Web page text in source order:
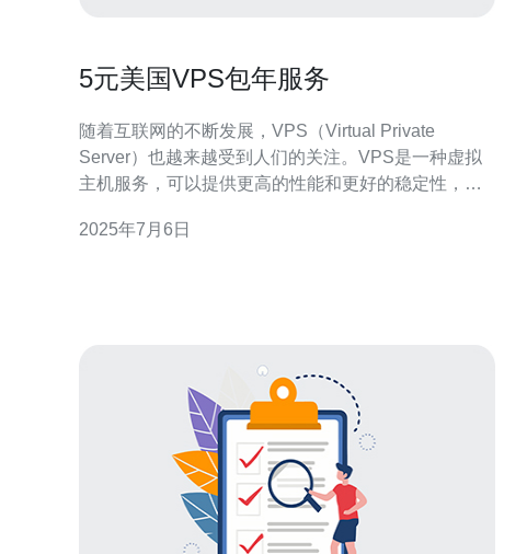
5元美国VPS包年服务
随着互联网的不断发展，VPS（Virtual Private
Server）也越来越受到人们的关注。VPS是一种虚拟
主机服务，可以提供更高的性能和更好的稳定性，适
种非常实惠的VPS服务，即5元美国VPS包年服务。 5
2025年7月6日